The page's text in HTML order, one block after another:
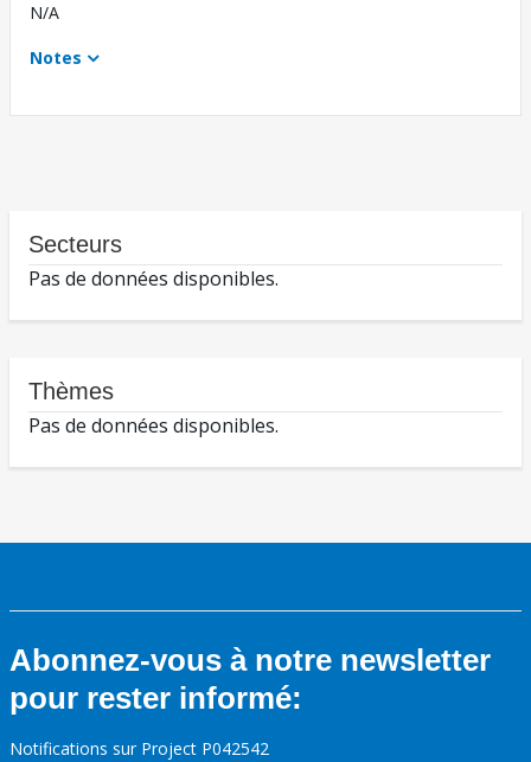
N/A
Notes
Secteurs
Pas de données disponibles.
Thèmes
Pas de données disponibles.
Abonnez-vous à notre newsletter
pour rester informé:
Notifications sur Project P042542